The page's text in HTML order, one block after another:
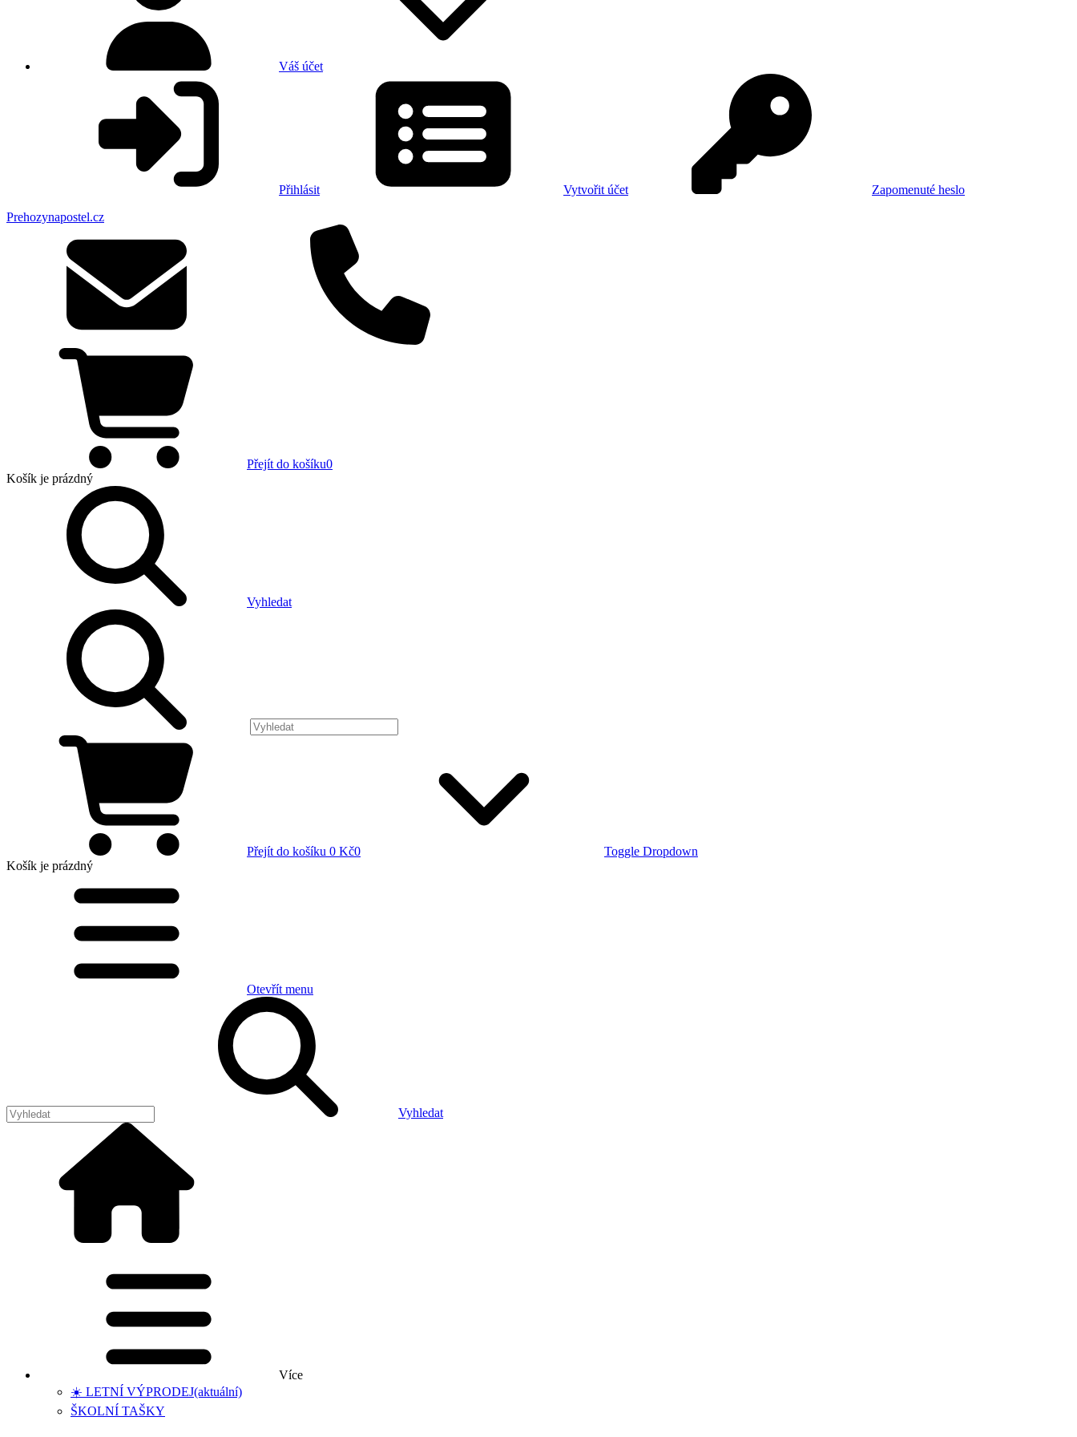
Váš účet
Přihlásit Vytvořit účet
Zapomenuté heslo
Prehozynapostel.cz
Přejít do košíku0
Košík je prázdný
Vyhledat
Přejít do košíku 0 Kč0
Toggle Dropdown
Košík je prázdný
Otevřít menu
Vyhledat
Více
☀️ LETNÍ VÝPRODEJ(aktuální)
ŠKOLNÍ TAŠKY